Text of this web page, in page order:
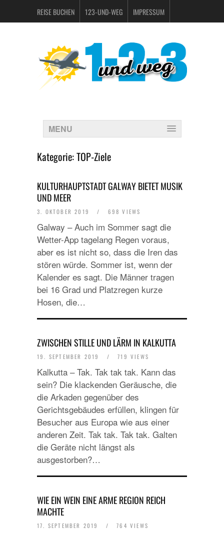
REISE BUCHEN 123-UND-WEG IMPRESSUM
MENU
Kategorie:TOP-Ziele
KULTURHAUPTSTADT GALWAY BIETET MUSIK
UND MEER
3. OKTOBER 2019 / 698 VIEWS
Galway – Auch im Sommer sagt die
Wetter-App tagelang Regen voraus,
aber es ist nicht so, dass die Iren das
stören würde. Sommer ist, wenn der
Kalender es sagt. Die Männer tragen
bei 16 Grad und Platzregen kurze
Hosen, die…
ZWISCHEN STILLE UND LÄRM IN KALKUTTA
19. SEPTEMBER 2019 / 719 VIEWS
Kalkutta – Tak. Tak tak tak. Kann das
sein? Die klackenden Geräusche, die
die Arkaden gegenüber des
Gerichtsgebäudes erfüllen, klingen für
Besucher aus Europa wie aus einer
anderen Zeit. Tak tak. Tak tak. Galten
die Geräte nicht längst als
ausgestorben?…
WIE EIN WEIN EINE ARME REGION REICH
MACHTE
17. SEPTEMBER 2019 / 764 VIEWS